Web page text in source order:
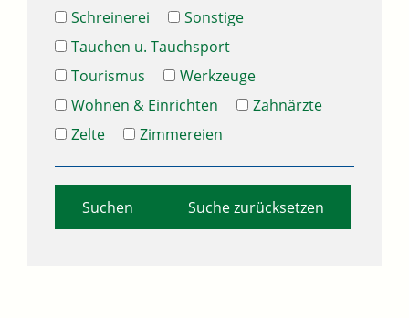
Schreinerei
Sonstige
Tauchen u. Tauchsport
Tourismus
Werkzeuge
Wohnen & Einrichten
Zahnärzte
Zelte
Zimmereien
Suche zurücksetzen